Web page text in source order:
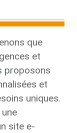
que
et
proposons
et
uniques.
site e-